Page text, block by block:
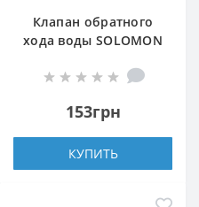
Клапан обратного
хода воды SOLOMON
шток
153грн
КУПИТЬ